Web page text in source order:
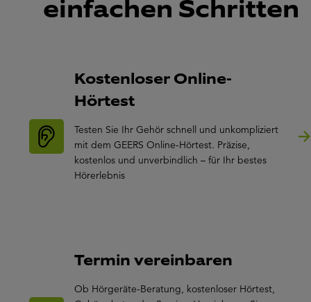
einfachen Schritten
Kostenloser Online-
Hörtest
Testen Sie Ihr Gehör schnell und unkompliziert
mit dem GEERS Online-Hörtest. Präzise,
kostenlos und unverbindlich – für Ihr bestes
Hörerlebnis
Termin vereinbaren
Ob Hörgeräte-Beratung, kostenloser Hörtest,